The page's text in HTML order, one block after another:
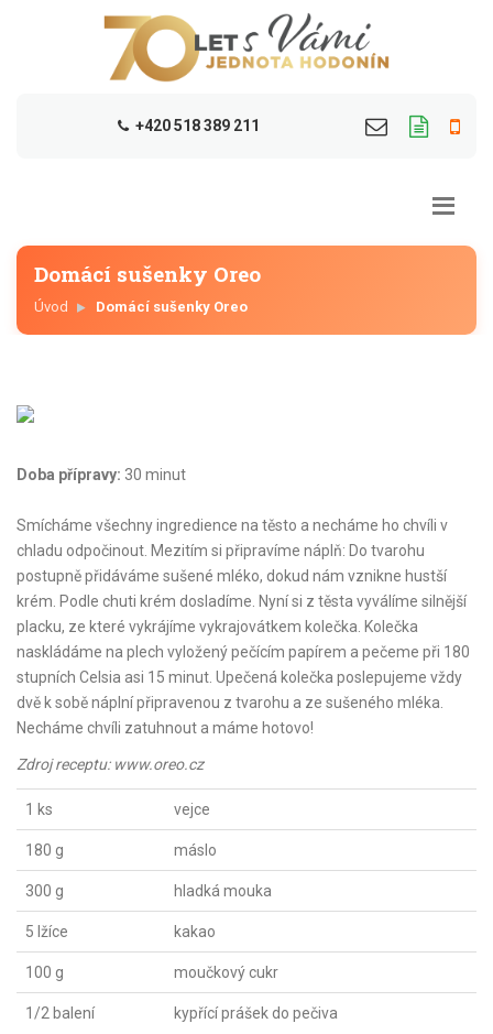
+420 518 389 211
Domácí sušenky Oreo
Úvod Domácí sušenky Oreo
Doba přípravy: 30 minut
Smícháme všechny ingredience na těsto a necháme ho chvíli v
chladu odpočinout. Mezitím si připravíme náplň: Do tvarohu
postupně přidáváme sušené mléko, dokud nám vznikne hustší
krém. Podle chuti krém dosladíme. Nyní si z těsta vyválíme silnější
placku, ze které vykrájíme vykrajovátkem kolečka. Kolečka
naskládáme na plech vyložený pečícím papírem a pečeme při 180
stupních Celsia asi 15 minut. Upečená kolečka poslepujeme vždy
dvě k sobě náplní připravenou z tvarohu a ze sušeného mléka.
Necháme chvíli zatuhnout a máme hotovo!
Zdroj receptu: www.oreo.cz
1 ks vejce
180 g máslo
300 g hladká mouka
5 lžíce kakao
100 g moučkový cukr
1/2 balení kypřící prášek do pečiva